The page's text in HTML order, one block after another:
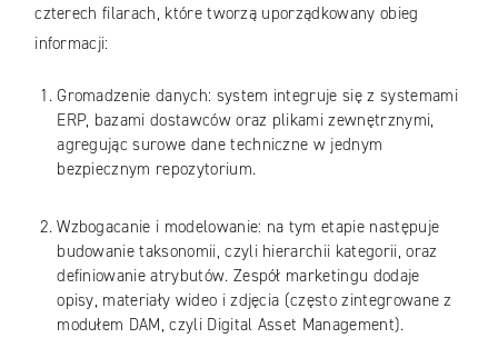
czterech filarach, które tworzą uporządkowany obieg
informacji:
Gromadzenie danych: system integruje się z systemami
ERP, bazami dostawców oraz plikami zewnętrznymi,
agregując surowe dane techniczne w jednym
bezpiecznym repozytorium.
Wzbogacanie i modelowanie: na tym etapie następuje
budowanie taksonomii, czyli hierarchii kategorii, oraz
definiowanie atrybutów. Zespół marketingu dodaje
opisy, materiały wideo i zdjęcia (często zintegrowane z
modułem DAM, czyli Digital Asset Management).